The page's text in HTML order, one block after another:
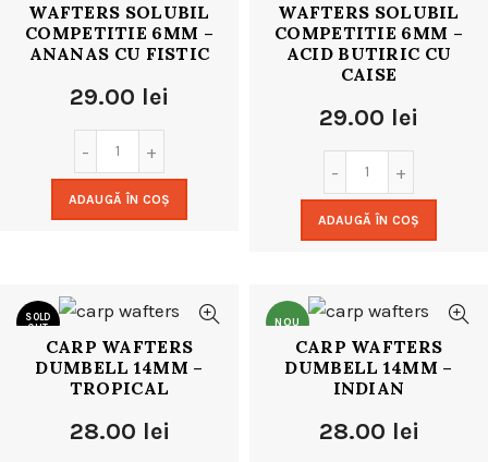
WAFTERS SOLUBIL
COMPETITIE 6MM –
ANANAS CU FISTIC
29.00 lei
ADAUGĂ ÎN COȘ
WAFTERS SOLUBIL
COMPETITIE 6MM –
ACID BUTIRIC CU
CAISE
29.00 lei
ADAUGĂ ÎN COȘ
SOLD
OUT
NOU
CARP WAFTERS
DUMBELL 14MM –
TROPICAL
28.00 lei
NOU
CARP WAFTERS
DUMBELL 14MM –
INDIAN
28.00 lei